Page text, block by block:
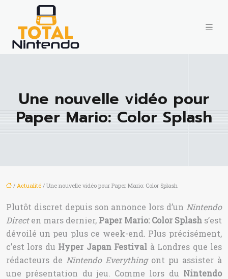
Une nouvelle vidéo pour
Paper Mario: Color Splash
/ Actualité / Une nouvelle vidéo pour Paper Mario: Color Splash
Plutôt discret depuis son annonce lors d’un Nintendo
Directen mars dernier, Paper Mario: Color Splash s’est
dévoilé un peu plus ce week-end. Plus précisément,
c’est lors du Hyper Japan Festival à Londres que les
rédacteurs de Nintendo Everythingont pu assister à
une présentation du jeu. Comme lors du Nintendo